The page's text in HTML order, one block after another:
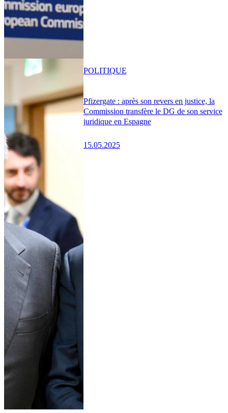
Pfizergate : après son revers en justice, la
Commission transfère le DG de son service
juridique en Espagne
15.05.2025
POLITIQUE